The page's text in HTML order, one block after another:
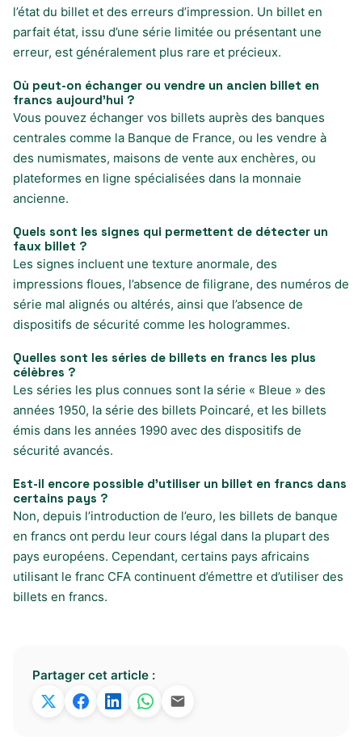
l’état du billet et des erreurs d’impression. Un billet en
parfait état, issu d’une série limitée ou présentant une
erreur, est généralement plus rare et précieux.
Où peut-on échanger ou vendre un ancien billet en
francs aujourd’hui ?
Vous pouvez échanger vos billets auprès des banques
centrales comme la Banque de France, ou les vendre à
des numismates, maisons de vente aux enchères, ou
plateformes en ligne spécialisées dans la monnaie
ancienne.
Quels sont les signes qui permettent de détecter un
faux billet ?
Les signes incluent une texture anormale, des
impressions floues, l’absence de filigrane, des numéros de
série mal alignés ou altérés, ainsi que l’absence de
dispositifs de sécurité comme les hologrammes.
Quelles sont les séries de billets en francs les plus
célèbres ?
Les séries les plus connues sont la série « Bleue » des
années 1950, la série des billets Poincaré, et les billets
émis dans les années 1990 avec des dispositifs de
sécurité avancés.
Est-il encore possible d’utiliser un billet en francs dans
certains pays ?
Non, depuis l’introduction de l’euro, les billets de banque
en francs ont perdu leur cours légal dans la plupart des
pays européens. Cependant, certains pays africains
utilisant le franc CFA continuent d’émettre et d’utiliser des
billets en francs.
Partager cet article :